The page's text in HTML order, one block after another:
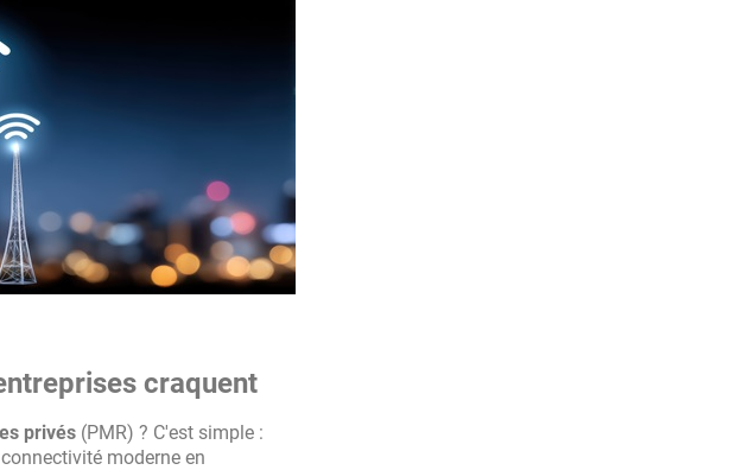
craquent
privés (PMR) ? C'est simple :
moderne en